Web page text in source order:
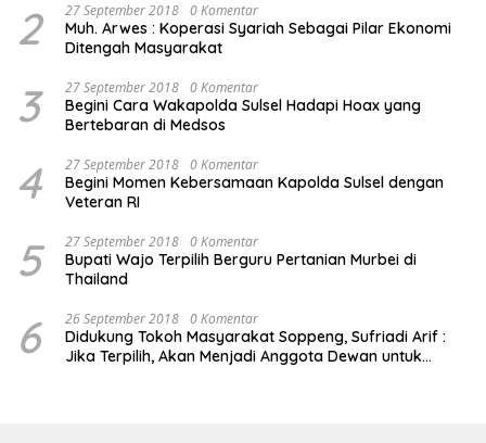
2 27 September 2018 0 Komentar
Muh. Arwes : Koperasi Syariah Sebagai Pilar Ekonomi
Ditengah Masyarakat
3 27 September 2018 0 Komentar
Begini Cara Wakapolda Sulsel Hadapi Hoax yang
Bertebaran di Medsos
4 27 September 2018 0 Komentar
Begini Momen Kebersamaan Kapolda Sulsel dengan
Veteran RI
5 27 September 2018 0 Komentar
Bupati Wajo Terpilih Berguru Pertanian Murbei di
Thailand
6 26 September 2018 0 Komentar
Didukung Tokoh Masyarakat Soppeng, Sufriadi Arif :
Jika Terpilih, Akan Menjadi Anggota Dewan untuk